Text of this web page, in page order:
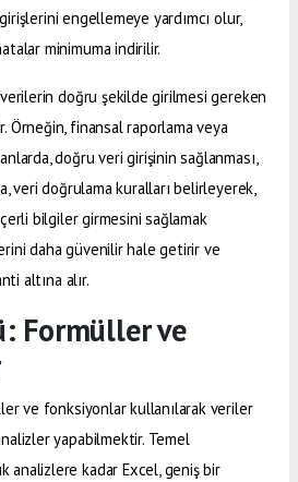
engellemeye yardımcı olur,
minimuma indirilir.
doğru şekilde girilmesi gereken
Örneğin, finansal raporlama veya
doğru veri girişinin sağlanması,
veri doğrulama kuralları belirleyerek,
bilgiler girmesini sağlamak
daha güvenilir hale getirir ve
altına alır.
Formüller ve
ve fonksiyonlar kullanılarak veriler
yapabilmektir. Temel
analizlere kadar Excel, geniş bir